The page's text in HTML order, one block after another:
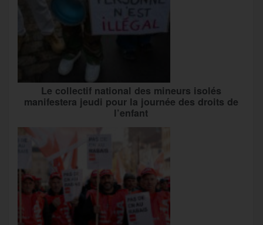
Le collectif national des mineurs isolés
manifestera jeudi pour la journée des droits de
l’enfant